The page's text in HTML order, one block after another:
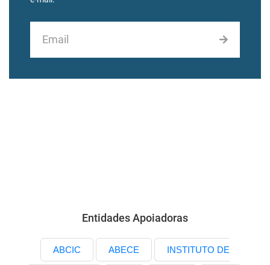
Entidades Apoiadoras
ABCIC ABECE INSTITUTO DE